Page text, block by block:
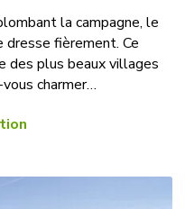
la campagne, le
fièrement. Ce
des plus beaux villages
charmer…